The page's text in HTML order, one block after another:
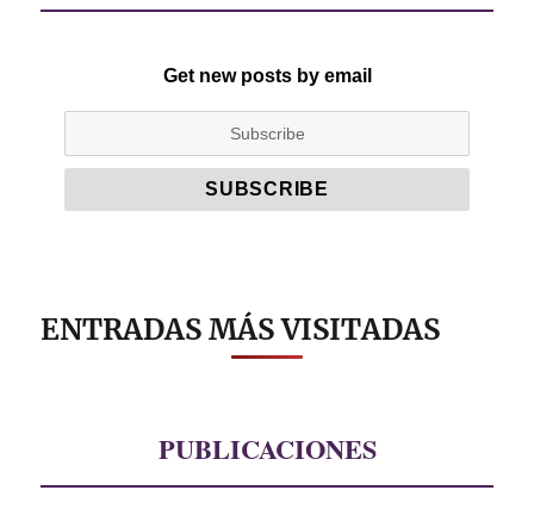
Get new posts by email
ENTRADAS MÁS VISITADAS
PUBLICACIONES